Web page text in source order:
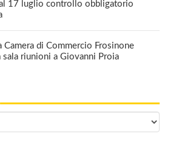
17 luglio controllo obbligatorio
Camera di Commercio Frosinone
sala riunioni a Giovanni Proia